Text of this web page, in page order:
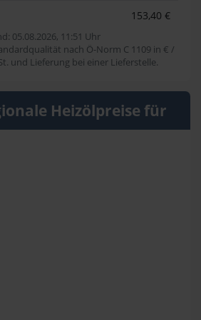
153,40 €
05.08.2026, 11:51 Uhr
nach Ö-Norm C 1109 in € /
und Lieferung bei einer Lieferstelle.
Heizölpreise für